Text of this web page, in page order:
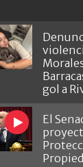
gol a
El